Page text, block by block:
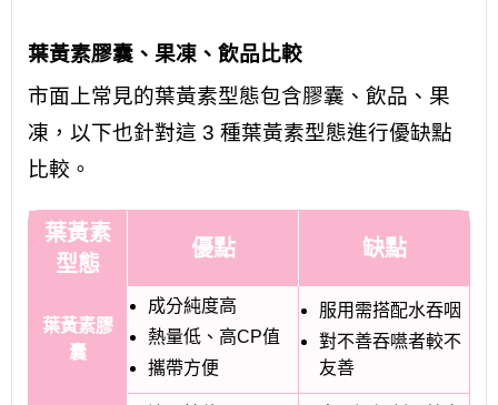
葉黃素膠囊、果凍、飲品比較
市面上常見的葉黃素型態包含膠囊、飲品、果
凍，以下也針對這 3 種葉黃素型態進行優缺點
比較。
葉黃素
型態
優點 缺點
葉黃素膠
囊
成分純度高
熱量低、高CP值
攜帶方便
服用需搭配水吞咽
對不善吞嚥者較不
友善